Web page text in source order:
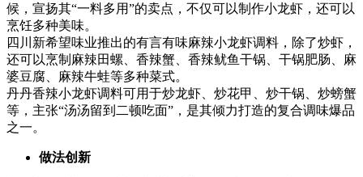
候，宣扬其“一料多用”的卖点，不仅可以制作小龙虾，还可以
烹饪多种美味。
四川新希望味业推出的有言有味麻辣小龙虾调料，除了炒虾，
还可以烹制麻辣田螺、香辣蟹、香辣鱿鱼干锅、干锅肥肠、麻
婆豆腐、麻辣牛蛙等多种菜式。
丹丹香辣小龙虾调料可用于炒龙虾、炒花甲、炒干锅、炒螃蟹
等，主张“汤汤留到二顿吃面”，是其倾力打造的复合调味爆品
之一。
做法创新